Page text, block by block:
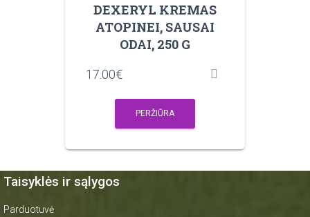
DEXERYL KREMAS
ATOPINEI, SAUSAI
ODAI, 250 G
17.00€
PERŽIŪRA
Taisyklės ir sąlygos
Parduotuvė